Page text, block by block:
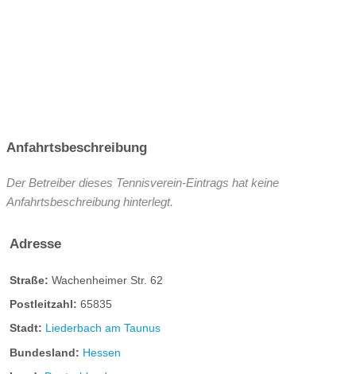
Anfahrtsbeschreibung
Der Betreiber dieses Tennisverein-Eintrags hat keine
Anfahrtsbeschreibung hinterlegt.
Adresse
Straße: Wachenheimer Str. 62
Postleitzahl: 65835
Stadt: Liederbach am Taunus
Bundesland: Hessen